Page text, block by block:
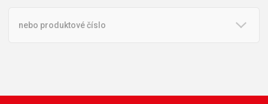
nebo produktové číslo